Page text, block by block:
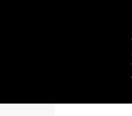
IL MIO